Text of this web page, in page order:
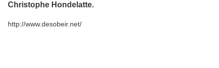
Christophe Hondelatte.
http://www.desobeir.net/